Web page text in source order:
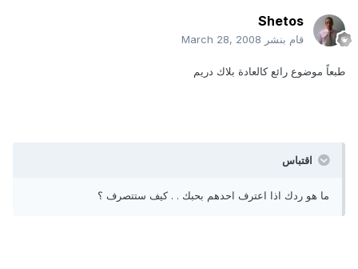
Shetos
قام بنشر March 28, 2008
طبعاً موضوع رائع كالعادة بلاك دريم
اقتباس
ما هو ردك اذا اعترف احدهم بحبك . . كيف ستتصرف ؟